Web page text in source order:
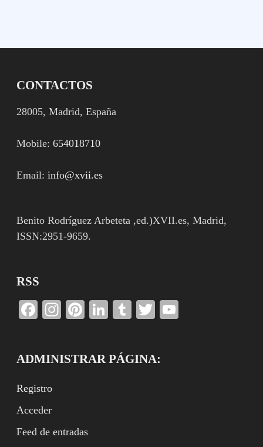
CONTACTOS
28005, Madrid, España
Mobile:654018710
Email:info@xvii.es
Benito Rodríguez Arbeteta ,ed.)XVII.es, Madrid,
ISSN:2951-9659.
RSS
Facebook
Instagram
Pinterest
LinkedIn
TumblrTwitter
ADMINISTRAR PÁGINA:
Registro
Acceder
Feed de entradas